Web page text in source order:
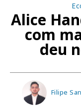
Alice
com
deu
Filipe